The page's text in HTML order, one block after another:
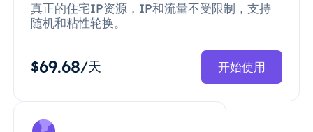
真正的住宅IP资源，IP和流量不受限制，支持
随机和粘性轮换。
$69.68/天 开始使用